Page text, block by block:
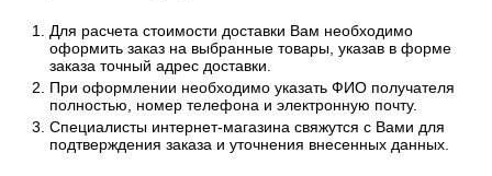
Для расчета стоимости доставки Вам необходимо
оформить заказ на выбранные товары, указав в форме
заказа точный адрес доставки.
При оформлении необходимо указать ФИО получателя
полностью, номер телефона и электронную почту.
Специалисты интернет-магазина свяжутся с Вами для
подтверждения заказа и уточнения внесенных данных.